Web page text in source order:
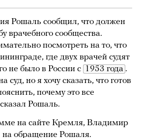
Рошаль сообщил, что должен
врачебного сообщества.
посмотреть на то, что
где двух врачей судят
не было в России с 1953 года .
суд, но я хочу сказать, что готов
почему это все
Рошаль.
на сайте Кремля, Владимир
на обращение Рошаля.